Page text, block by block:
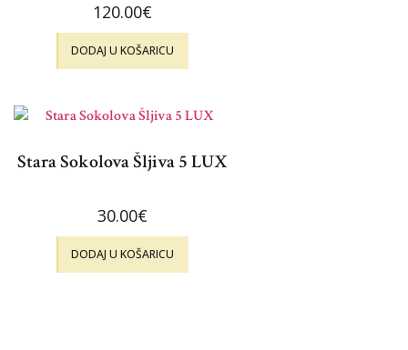
120.00€
DODAJ U KOŠARICU
Stara Sokolova Šljiva 5 LUX
30.00€
DODAJ U KOŠARICU